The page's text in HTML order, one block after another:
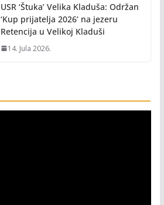
USR ‘Štuka’ Velika Kladuša: Održan
‘Kup prijatelja 2026’ na jezeru
Retencija u Velikoj Kladuši
14. Jula 2026.